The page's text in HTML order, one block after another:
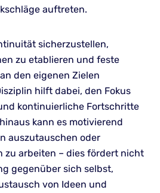
auftreten.
sicherzustellen,
zu etablieren und feste
den eigenen Zielen
hilft dabei, den Fokus
kontinuierliche Fortschritte
kann es motivierend
auszutauschen oder
zu arbeiten – dies fördert nicht
gegenüber sich selbst,
von Ideen und